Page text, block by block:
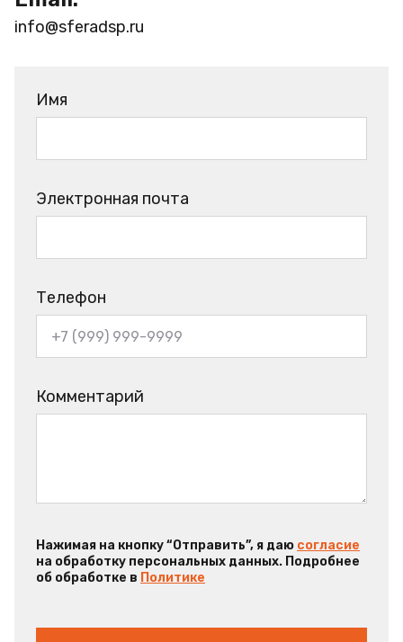
info@sferadsp.ru
Имя
Электронная почта
Телефон
Комментарий
Нажимая на кнопку “Отправить”, я даю согласие
на обработку персональных данных. Подробнее
об обработке в Политике